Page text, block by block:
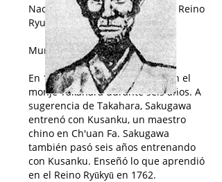
Nacido en 1773 en Akata, Shuri, Reino
Ryukyu.
Murió 1815 edad 81/82
En 1750, Sakugawa se formó con el
monje Takahara durante seis años. A
sugerencia de Takahara, Sakugawa
entrenó con Kusanku, un maestro
chino en Ch'uan Fa. Sakugawa
también pasó seis años entrenando
con Kusanku. Enseñó lo que aprendió
en el Reino Ryūkyū en 1762.